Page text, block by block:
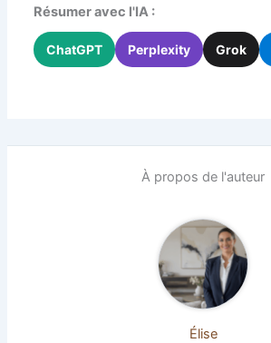
Résumer avec l'IA :
ChatGPT Perplexity Grok
À propos de l'auteur
Élise